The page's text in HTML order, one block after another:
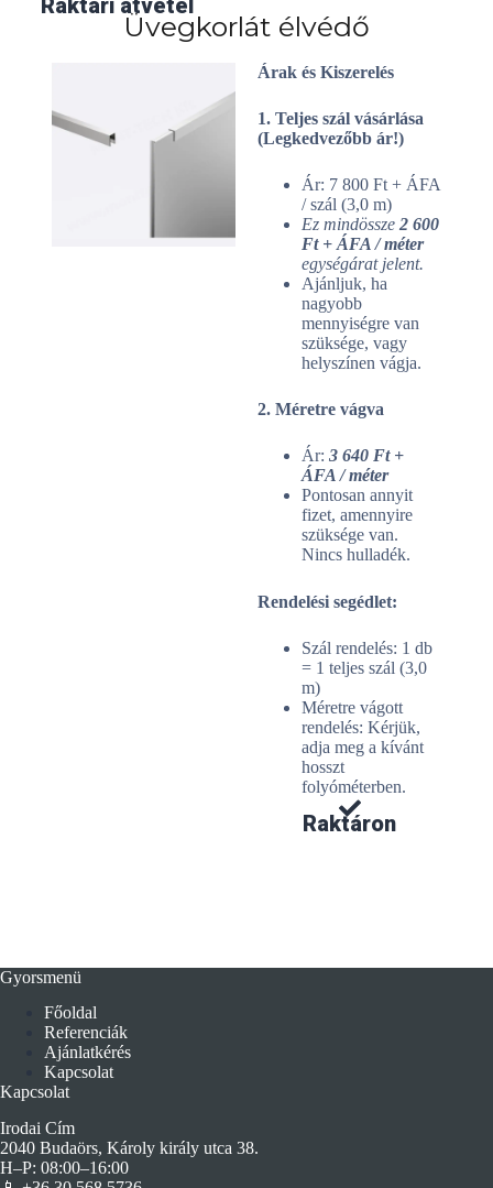
Raktári átvételHázhozszállítás
Üvegkorlát élvédő
Árak és Kiszerelés
1. Teljes szál vásárlása
(Legkedvezőbb ár!)
Ár: 7 800 Ft + ÁFA
/ szál (3,0 m)
Ez mindössze 2 600
Ft + ÁFA / méter
egységárat jelent.
Ajánljuk, ha
nagyobb
mennyiségre van
szüksége, vagy
helyszínen vágja.
2. Méretre vágva
Ár: 3 640 Ft +
ÁFA / méter
Pontosan annyit
fizet, amennyire
szüksége van.
Nincs hulladék.
Rendelési segédlet:
Szál rendelés: 1 db
= 1 teljes szál (3,0
m)
Méretre vágott
rendelés: Kérjük,
adja meg a kívánt
hosszt
folyóméterben.
Raktáron
Gyorsmenü
Főoldal
Referenciák
Ajánlatkérés
Kapcsolat
Kapcsolat
Irodai Cím
2040 Budaörs, Károly király utca 38.
H–P: 08:00–16:00